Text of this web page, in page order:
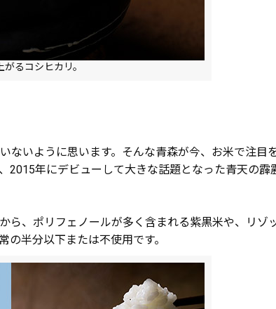
るコシヒカリ。
いように思います。そんな青森が今、お米で注目を
年にデビューして大きな話題となった青天の霹
、ポリフェノールが多く含まれる紫黒米や、リゾ
半分以下または不使用です。